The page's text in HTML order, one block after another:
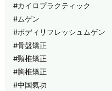
#カイロプラクティック
#ムゲン
#ボディリフレッシュムゲン
#骨盤矯正
#頸椎矯正
#胸椎矯正
#中国氣功